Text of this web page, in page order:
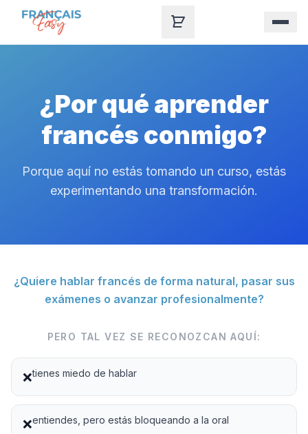
Skip to content
¿Por qué aprender
francés conmigo?
Porque aquí no estás tomando un curso, estás
experimentando una transformación.
¿Quiere hablar francés de forma natural, pasar sus
exámenes o avanzar profesionalmente?
PERO TAL VEZ SE RECONOZCAN AQUÍ:
❌tienes miedo de hablar
❌entiendes, pero estás bloqueando a la oral